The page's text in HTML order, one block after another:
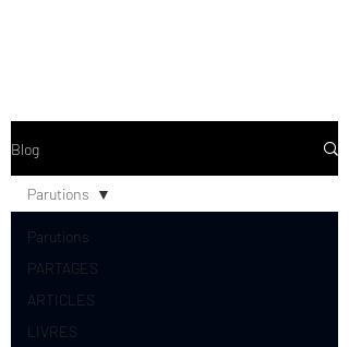
Blog
Parutions
PARTAGES
ARTICLES
LIVRES
Parutions